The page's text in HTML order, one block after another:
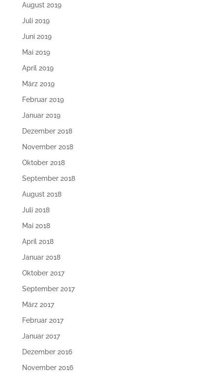
August 2019
Juli 2019
Juni 2019
Mai 2019
April 2019
März 2019
Februar 2019
Januar 2019
Dezember 2018
November 2018
Oktober 2018
September 2018
August 2018
Juli 2018
Mai 2018
April 2018
Januar 2018
Oktober 2017
September 2017
März 2017
Februar 2017
Januar 2017
Dezember 2016
November 2016